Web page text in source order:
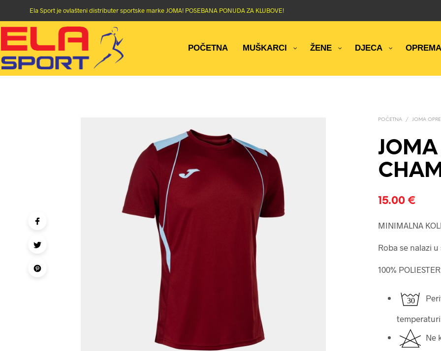
Ela Sport je ovlašteni distributer sportske marke JOMA! POSEBANA PONUDA ZA KLUBOVE!
POČETNA MUŠKARCI ŽENE DJECA OPREMA
POČETNA / JOMA
JOMA
15.00€
MINIMALNA
Roba se nalazi u
100% POLIESTER
temperaturi
Ne